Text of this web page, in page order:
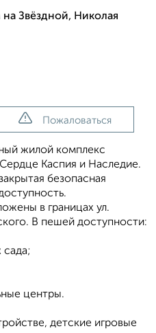
Звёздной, Николая
Пожаловаться
жилой комплекс
Каспия и Наследие.
безопасная
в границах ул.
В пешей доступности:
сада;
центры.
детские игровые